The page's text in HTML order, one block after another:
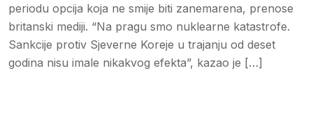
periodu opcija koja ne smije biti zanemarena, prenose
britanski mediji. “Na pragu smo nuklearne katastrofe.
Sankcije protiv Sjeverne Koreje u trajanju od deset
godina nisu imale nikakvog efekta”, kazao je […]